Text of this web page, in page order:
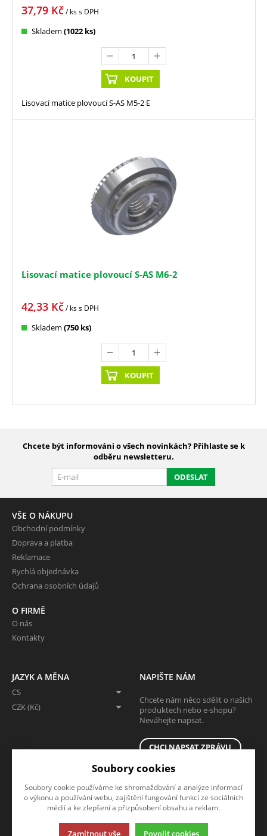
37,79 Kč/ kss DPH
Skladem (1022 ks)
KOUPIT
Lisovací matice plovoucí S-AS M5-2 E
Lisovací matice plovoucí S-AS M6-2
42,33 Kč/ kss DPH
Skladem (750 ks)
KOUPIT
Chcete být informováni o všech novinkách? Přihlaste se k
odběru newsletteru.
ODESLAT
VŠE O NÁKUPU
Obchodní podmínky
Doprava a platba
Reklamace
Rychlá objednávka
Ochrana osobních údajů
O FIRMĚ
O nás
Kontakty
JAZYK A MĚNA
CS
CZK (Kč)
NAPIŠTE NÁM
Chcete nám něco sdělit o našich
produktech nebo e-shopu?
Neváhejte napsat.
CHCI NAPSAT ZPRÁVU
Soubory cookies
Soubory cookie používáme ke shromažďování a analýze informací
o výkonu a používání webu, zajištění fungování funkcí ze sociálních
médií a ke zlepšení a přizpůsobení obsahu a reklam.
Zamítnout vše Povolit cookies